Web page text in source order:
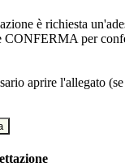
è richiesta
CONFERMA per
aprire l'allegato